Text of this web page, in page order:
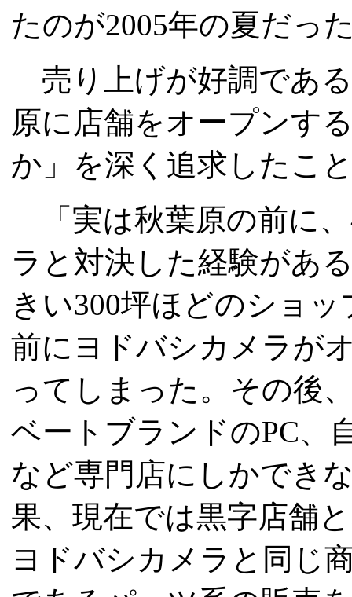
たのが2005年の夏だっ
売り上げが好調であ
原に店舗をオープンす
か」を深く追求したこ
「実は秋葉原の前に
ラと対決した経験があ
きい300坪ほどのショ
前にヨドバシカメラが
ってしまった。その後
ベートブランドのPC、
など専門店にしかでき
果、現在では黒字店舗
ヨドバシカメラと同じ